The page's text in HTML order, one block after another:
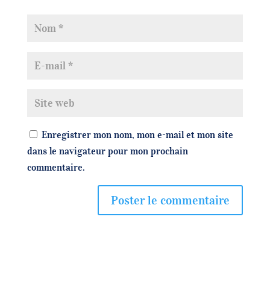
Enregistrer mon nom, mon e-mail et mon site
dans le navigateur pour mon prochain
commentaire.